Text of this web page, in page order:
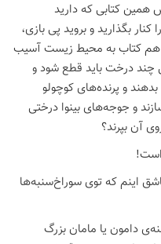
همین کتابی که دارید
بگذارید و بروید پی بازی،
هم کتاب به محیط زیست آسیب
چند درخت باید قطع شود و
و پرنده‌های کوچولو
و جوجه‌های بینوا درختی
آن بپرند؟
است!
اینم که توی سوراخ‌سنبه‌ها
دامون یا مامان بزرگ